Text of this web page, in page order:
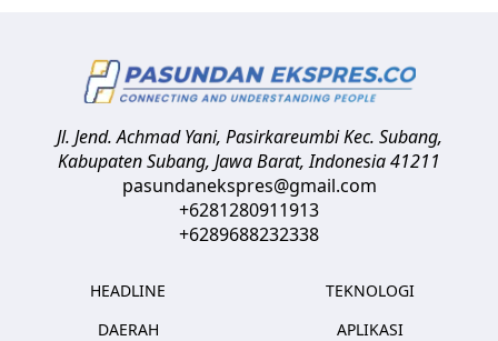
Jl. Jend. Achmad Yani, Pasirkareumbi Kec. Subang,
Kabupaten Subang, Jawa Barat,Indonesia41211
pasundanekspres@gmail.com
+6281280911913
+6289688232338
HEADLINE
DAERAH
TEKNOLOGI
APLIKASI